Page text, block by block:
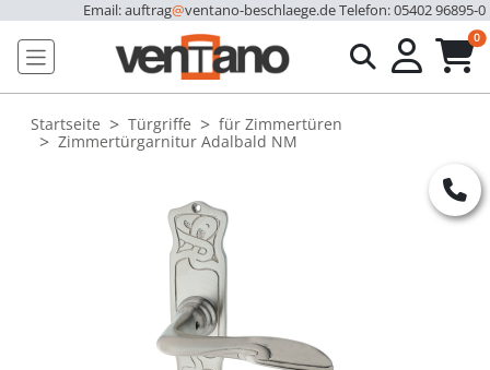
Email: auftrag@ventano-beschlaege.deTelefon: 05402 96895-0
0
Startseite Türgriffe
für Zimmertüren
Zimmertürgarnitur Adalbald NM